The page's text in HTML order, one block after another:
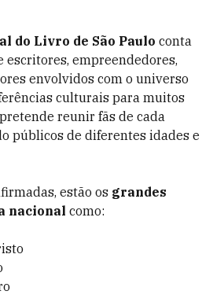
do Livro de São Paulo conta
escritores, empreendedores,
envolvidos com o universo
culturais para muitos
reunir fãs de cada
públicos de diferentes idades e
estão os grandes
nacional como: